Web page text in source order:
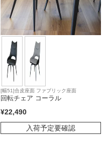
[幅51]合皮座面 ファブリック座面
回転チェア コーラル
¥22,490
入荷予定要確認